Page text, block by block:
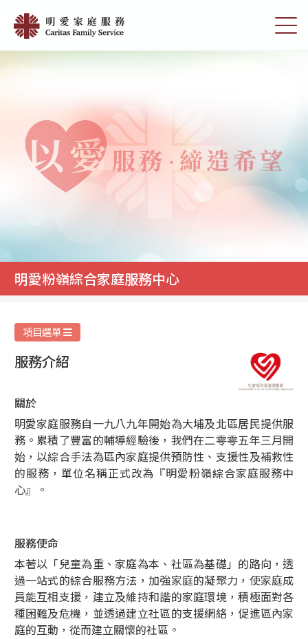
main
content
切
明
粉
綜
合
家
庭
|
明
明愛粉嶺綜合家庭服務中心
項目選單
服務介紹
關於
明愛家庭服務自一九八九年開始為大埔及北區居民提供服
務。累積了豐富的輔導經驗後，我們在二零零五年三月開
始，以綜合手法為區內家庭提供預防性、支援性及補救性
的服務，單位名稱正式改為『明愛粉嶺綜合家庭服務中
心』。
服務使命
本著以「兒童為重、家庭為本、社區為基礎」的路向，透
過一站式的綜合服務方法，加強家庭的凝聚力，使家庭成
員能互相支援，建立及維持和諧的家庭環境，積極面對各
種困難及危機，並透過建立社區的支援網絡，促進區內家
庭的互動，從而建立關懷的社區。